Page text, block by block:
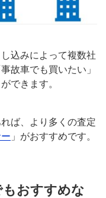
込みによって複数社
故車でも買いたい」
できます。
ば、より多くの査定
」がおすすめです。
おすすめな